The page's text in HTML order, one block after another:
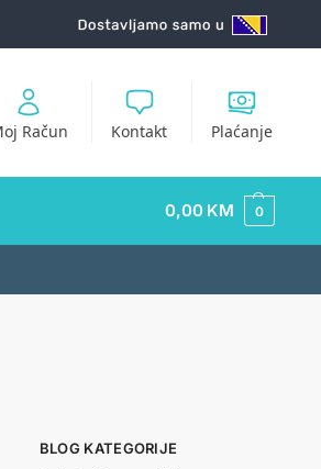
Račun Kontakt Plaćanje
0,00 KM 0
BLOG KATEGORIJE